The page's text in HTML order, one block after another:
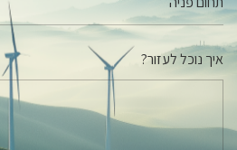
איך נוכל לעזור?